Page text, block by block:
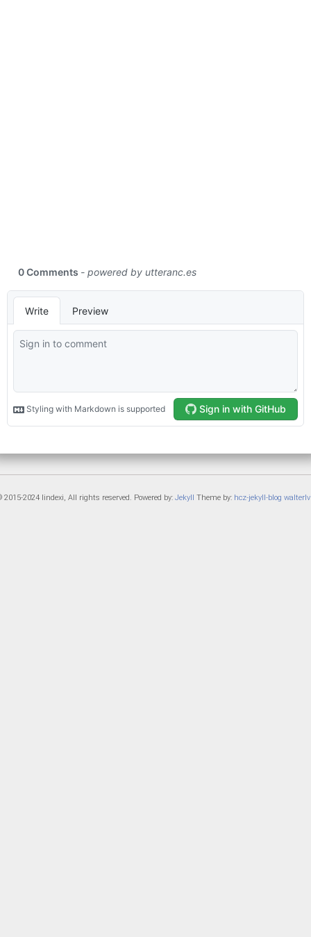
2015-2024 lindexi, All rights reserved. Powered by: Jekyll Theme by: hcz-jekyll-blog walterlv